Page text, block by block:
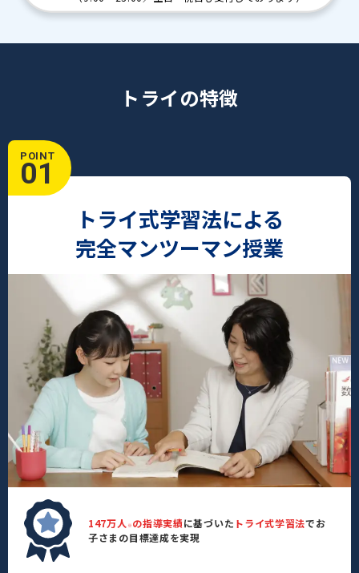
トライの特徴
POINT
01
トライ式学習法による
完全マンツーマン授業
147万人 ※ の指導実績に基づいた トライ式学習法でお
子さまの目標達成を実現